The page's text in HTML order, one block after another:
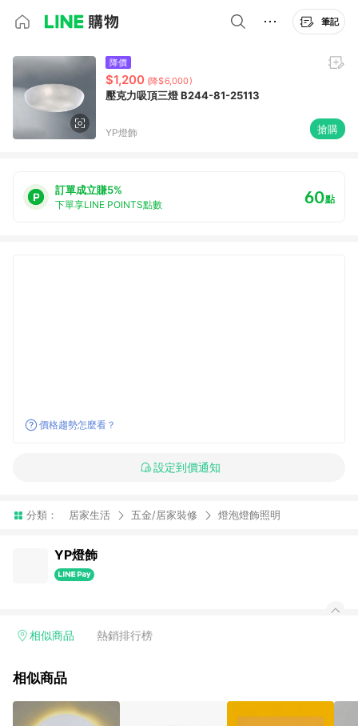
筆記
降價
$1,200 (降$6,000)
壓克力吸頂三燈 B244-81-25113
YP燈飾 搶購
訂單成立賺5%
下單享LINE POINTS點數 60點
價格趨勢怎麼看？
設定到價通知
分類： 居家生活 五金/居家裝修 燈泡燈飾照明
YP燈飾
相似商品 熱銷排行榜
相似商品